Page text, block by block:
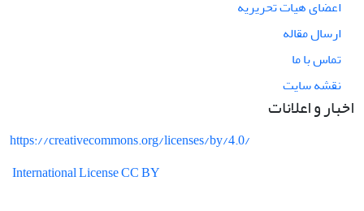
اعضای هیات تحریریه
ارسال مقاله
تماس با ما
نقشه سایت
اخبار و اعلانات
https://creativecommons.org/licenses/by/4.0/
International License CC BY